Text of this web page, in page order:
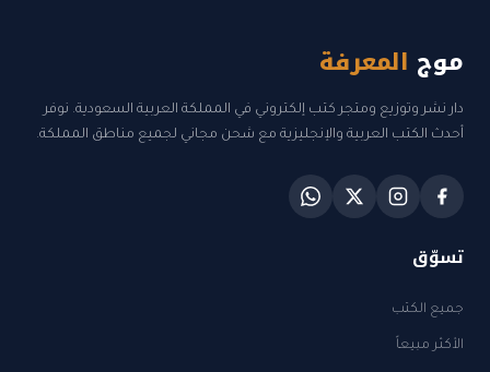
موج المعرفة
دار نشر وتوزيع ومتجر كتب إلكتروني في المملكة العربية السعودية. نوفر
أحدث الكتب العربية والإنجليزية مع شحن مجاني لجميع مناطق المملكة.
تسوّق
جميع الكتب
الأكثر مبيعاً